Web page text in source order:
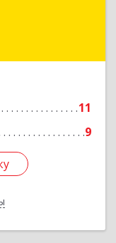
11
9
Г.Алиева 95,